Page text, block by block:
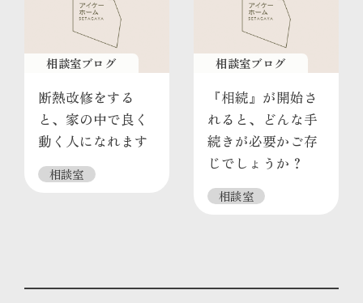
相談室ブログ
断熱改修をする
と、家の中で良く
動く人になれます
相談室
相談室ブログ
『相続』が開始さ
れると、どんな手
続きが必要かご存
じでしょうか？
相談室